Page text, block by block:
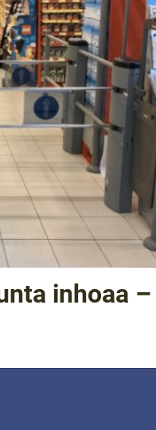
inhoaa –